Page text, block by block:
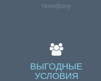
телефону
ВЫГОДНЫЕ
УСЛОВИЯ